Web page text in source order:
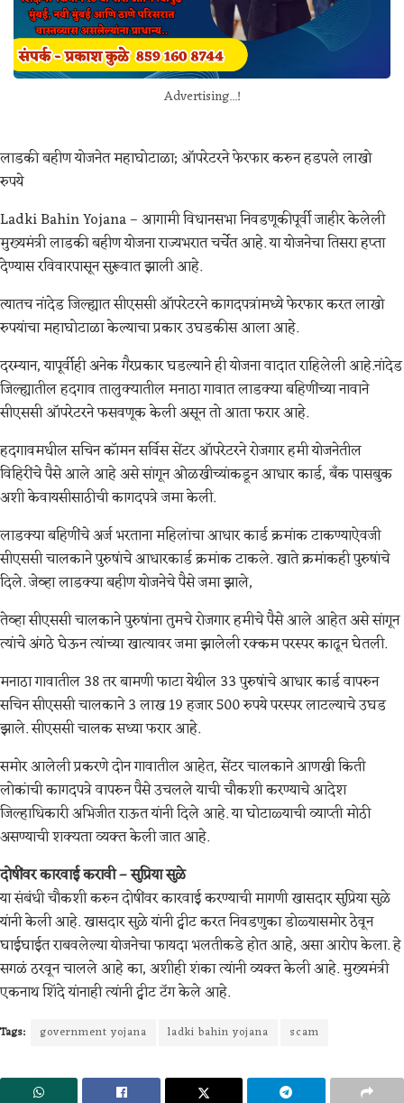
Advertising...!
लाडकी बहीण योजनेत महाघोटाळा; ऑपरेटरने फेरफार करुन हडपले लाखो
रुपये
Ladki Bahin Yojana – आगामी विधानसभा निवडणूकीपूर्वी जाहीर केलेली
मुख्‍यमंत्री लाडकी बहीण योजना राज्‍यभरात चर्चेत आहे. या योजनेचा तिसरा हप्‍ता
देण्‍यास रविवारपासून सुरूवात झाली आहे.
त्‍यातच नांदेड जिल्ह्यात सीएससी ऑपरेटरने कागदपत्रांमध्‍ये फेरफार करत लाखो
रुपयांचा महाघोटाळा केल्‍याचा प्रकार उघडकीस आला आहे.
दरम्‍यान, यापूर्वीही अनेक गैरप्रकार घडल्‍याने ही योजना वादात राहिलेली आहे.नांदेड
जिल्ह्यातील हदगाव तालुक्यातील मनाठा गावात लाडक्या बहिणींच्या नावाने
सीएससी ऑपरेटरने फसवणूक केली असून तो आता फरार आहे.
हदगावमधील सचिन कॉमन सर्विस सेंटर ऑपरेटरने रोजगार हमी योजनेतील
विहिरींचे पैसे आले आहे असे सांगून ओळखीच्यांकडून आधार कार्ड, बँक पासबुक
अशी केवायसीसाठीची कागदपत्रे जमा केली.
लाडक्या बहिणींचे अर्ज भरताना महिलांचा आधार कार्ड क्रमांक टाकण्याऐवजी
सीएससी चालकाने पुरुषांचे आधारकार्ड क्रमांक टाकले. खाते क्रमांकही पुरुषांचे
दिले. जेव्हा लाडक्या बहीण योजनेचे पैसे जमा झाले,
तेव्हा सीएससी चालकाने पुरुषांना तुमचे रोजगार हमीचे पैसे आले आहेत असे सांगून
त्यांचे अंगठे घेऊन त्यांच्या खात्यावर जमा झालेली रक्कम परस्पर काढून घेतली.
मनाठा गावातील 38 तर बामणी फाटा येथील 33 पुरुषांचे आधार कार्ड वापरुन
सचिन सीएससी चालकाने 3 लाख 19 हजार 500 रुपये परस्पर लाटल्याचे उघड
झाले. सीएससी चालक सध्या फरार आहे.
समोर आलेली प्रकरणे दोन गावातील आहेत, सेंटर चालकाने आणखी किती
लोकांची कागदपत्रे वापरुन पैसे उचलले याची चौकशी करण्याचे आदेश
जिल्हाधिकारी अभिजीत राऊत यांनी दिले आहे. या घोटाळ्याची व्याप्ती मोठी
असण्याची शक्यता व्यक्त केली जात आहे.
दोषींवर कारवाई करावी – सुप्रिया सुळे
या संबंधी चौकशी करुन दोषींवर कारवाई करण्याची मागणी खासदार सुप्रिया सुळे
यांनी केली आहे. खासदार सुळे यांनी ट्वीट करत निवडणुका डोळ्यासमोर ठेवून
घाईघाईत राबवलेल्या योजनेचा फायदा भलतीकडे होत आहे, असा आरोप केला. हे
सगळं ठरवून चालले आहे का, अशीही शंका त्यांनी व्यक्त केली आहे. मुख्यमंत्री
एकनाथ शिंदे यांनाही त्यांनी ट्वीट टॅग केले आहे.
Tags: government yojana ladki bahin yojana scam